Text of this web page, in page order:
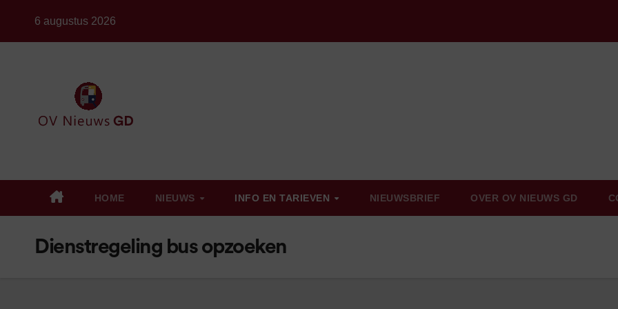
6 augustus 2026
HOME NIEUWS INFO EN TARIEVEN NIEUWSBRIEF OVER OV NIEUWS GD
Dienstregeling bus opzoeken